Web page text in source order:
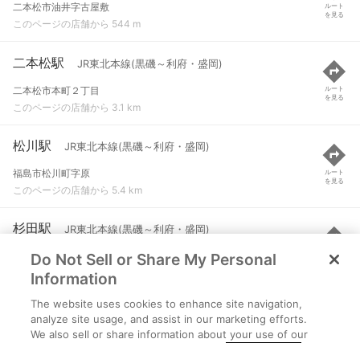
二本松市油井字古屋敷
このページの店舗から 544 m
ルート
を見る
二本松駅 JR東北本線(黒磯～利府・盛岡)
二本松市本町２丁目
このページの店舗から 3.1 km
ルート
を見る
松川駅 JR東北本線(黒磯～利府・盛岡)
福島市松川町字原
このページの店舗から 5.4 km
ルート
を見る
杉田駅 JR東北本線(黒磯～利府・盛岡)
二本松市杉田町１丁目
このページの店舗から 6.6 km
ルート
を見る
金谷川駅 JR東北本線(黒磯～利府・盛岡)
福島市松川町関谷字坂下
Do Not Sell or Share My Personal
Information
The website uses cookies to enhance site navigation,
analyze site usage, and assist in our marketing efforts.
We also sell or share information about your use of our